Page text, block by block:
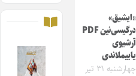
«ایشیق»
درگیسی‌نین PDF
آرشیوی
یاییملاندی
چهارشنبه ۳۱ تیر